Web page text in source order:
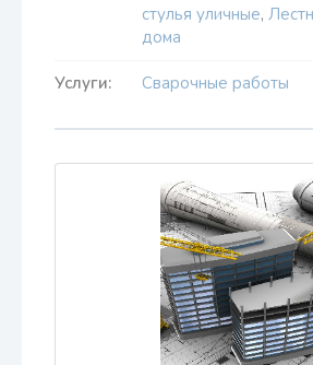
стулья уличные,
дома
Услуги: Сварочные работы